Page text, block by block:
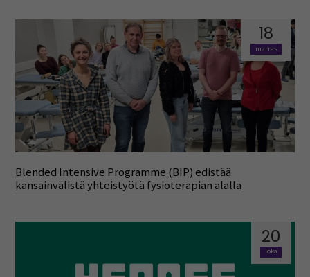
18
marras
Blended Intensive Programme (BIP) edistää
kansainvälistä yhteistyötä fysioterapian alalla
20
loka